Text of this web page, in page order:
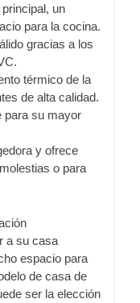
un
para la cocina.
gracias a los
térmico de la
de alta calidad.
para su mayor
y ofrece
o para
a su casa
espacio para
de casa de
ser la elección